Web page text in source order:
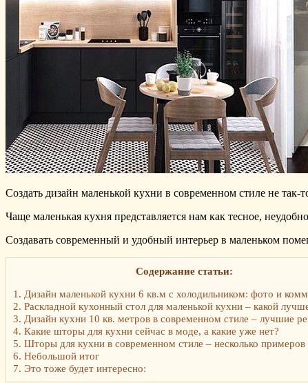
Создать дизайн маленькой кухни в современном стиле не так-
Чаще маленькая кухня представляется нам как тесное,
Создавать современный и удобный интерьер в маленьком
Содержание статьи:
1. Дизайн маленькой кухни 6 кв.м с холодильником: фото и
2. Раскладной кухонный стол для маленькой кухни – какой
3. Дизайн кухни 10 кв. метров в современном стиле – лучшие
4. Какие шторы для кухни сейчас в моде, а какие уже нет?
5. Шторы для кухни в современном стиле – несколько примеров
6. Небольшой итог
7. Это тоже будет интересно: